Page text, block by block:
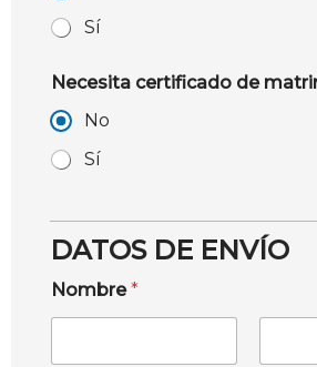
Sí
Necesita certificado de
No
Sí
DATOS DE ENVÍO
Nombre*